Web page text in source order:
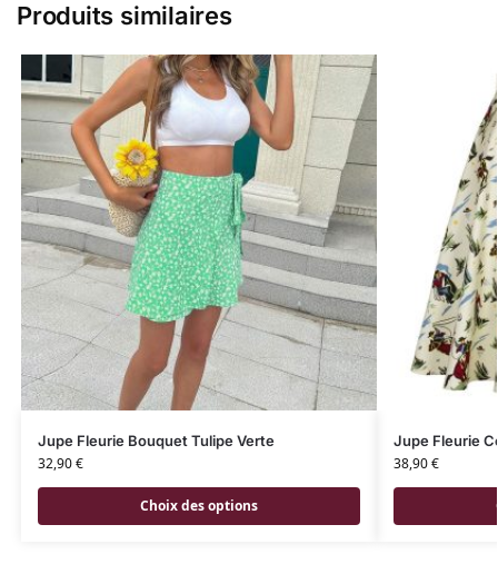
Produits similaires
Jupe Fleurie Bouquet Tulipe Verte
32,90€
Choix des options
Jupe Fleurie
38,90€